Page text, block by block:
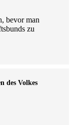
bevor man
zu
des Volkes